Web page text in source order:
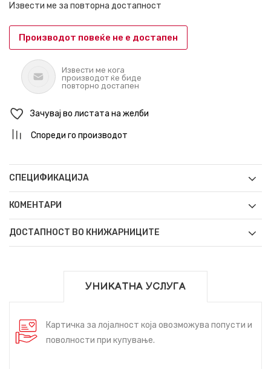
Извести ме за повторна достапност
Производот повеќе не е достапен
Извести ме кога
производот ќе биде
повторно достапен
Зачувај во листата на желби
Спореди го производот
СПЕЦИФИКАЦИЈА
КОМЕНТАРИ
ДОСТАПНОСТ ВО КНИЖАРНИЦИТЕ
УНИКАТНА УСЛУГА
Картичка за лојалност која овозможува попусти и
поволности при купување.